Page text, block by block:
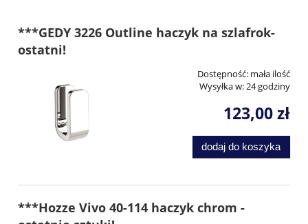
***GEDY 3226 Outline haczyk na szlafrok-
ostatni!
Dostępność: mała ilość
Wysyłka w:24 godziny
123,00 zł
dodaj do koszyka
***Hozze Vivo 40-114 haczyk chrom -